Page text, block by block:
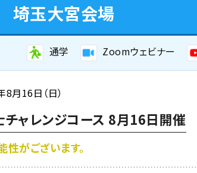
埼玉大宮会場
通学 Zoomウェビナー
月16日（日）
チャレンジコース 8月16日開催
がございます。